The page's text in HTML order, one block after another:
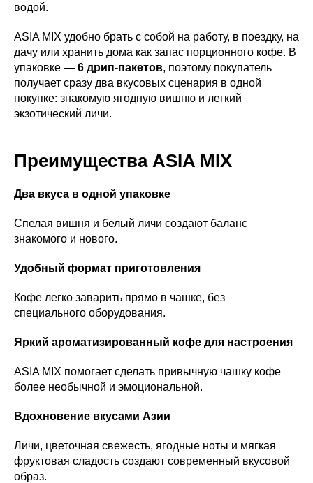
водой.
ASIA MIX удобно брать с собой на работу, в поездку, на
дачу или хранить дома как запас порционного кофе. В
упаковке — 6 дрип-пакетов, поэтому покупатель
получает сразу два вкусовых сценария в одной
покупке: знакомую ягодную вишню и легкий
экзотический личи.
Преимущества ASIA MIX
Два вкуса в одной упаковке
Спелая вишня и белый личи создают баланс
знакомого и нового.
Удобный формат приготовления
Кофе легко заварить прямо в чашке, без
специального оборудования.
Яркий ароматизированный кофе для настроения
ASIA MIX помогает сделать привычную чашку кофе
более необычной и эмоциональной.
Вдохновение вкусами Азии
Личи, цветочная свежесть, ягодные ноты и мягкая
фруктовая сладость создают современный вкусовой
образ.